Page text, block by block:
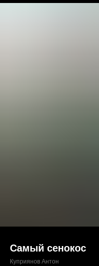
Самый сенокос
Куприянов Антон